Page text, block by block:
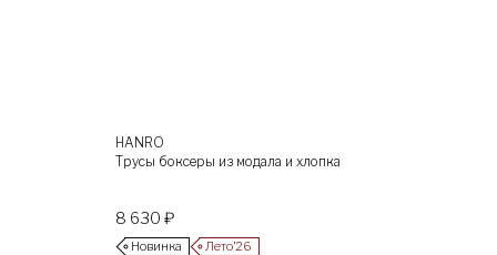
HANRO
Трусы боксеры из модала и хлопка
8 630 ₽
Новинка Лето’26